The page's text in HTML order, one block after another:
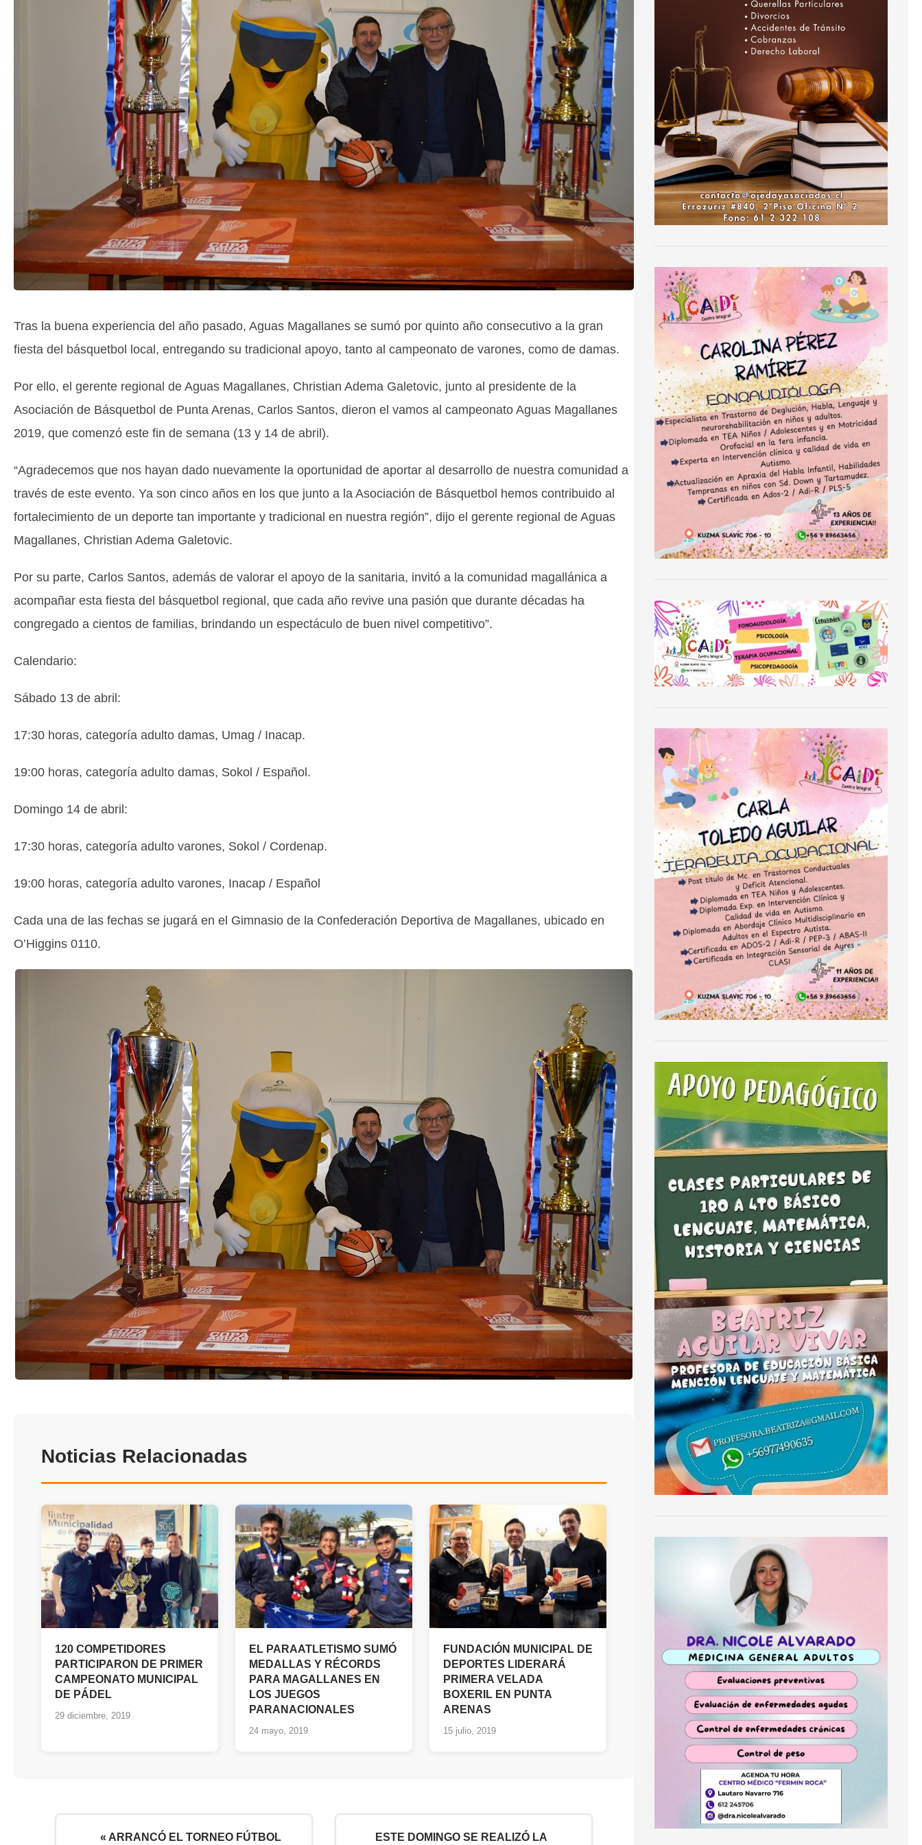
Tras la buena experiencia del año pasado, Aguas Magallanes se sumó por quinto año consecutivo a la gran
fiesta del básquetbol local, entregando su tradicional apoyo, tanto al campeonato de varones, como de damas.
Por ello, el gerente regional de Aguas Magallanes, Christian Adema Galetovic, junto al presidente de la
Asociación de Básquetbol de Punta Arenas, Carlos Santos, dieron el vamos al campeonato Aguas Magallanes
2019, que comenzó este fin de semana (13 y 14 de abril).
“Agradecemos que nos hayan dado nuevamente la oportunidad de aportar al desarrollo de nuestra comunidad a
través de este evento. Ya son cinco años en los que junto a la Asociación de Básquetbol hemos contribuido al
fortalecimiento de un deporte tan importante y tradicional en nuestra región”, dijo el gerente regional de Aguas
Magallanes, Christian Adema Galetovic.
Por su parte, Carlos Santos, además de valorar el apoyo de la sanitaria, invitó a la comunidad magallánica a
acompañar esta fiesta del básquetbol regional, que cada año revive una pasión que durante décadas ha
congregado a cientos de familias, brindando un espectáculo de buen nivel competitivo”.
Calendario:
Sábado 13 de abril:
17:30 horas, categoría adulto damas, Umag / Inacap.
19:00 horas, categoría adulto damas, Sokol / Español.
Domingo 14 de abril:
17:30 horas, categoría adulto varones, Sokol / Cordenap.
19:00 horas, categoría adulto varones, Inacap / Español
Cada una de las fechas se jugará en el Gimnasio de la Confederación Deportiva de Magallanes, ubicado en
O’Higgins 0110.
Noticias Relacionadas
120 COMPETIDORES
PARTICIPARON DE PRIMER
CAMPEONATO MUNICIPAL
DE PÁDEL
29 diciembre, 2019
EL PARAATLETISMO SUMÓ
MEDALLAS Y RÉCORDS
PARA MAGALLANES EN
LOS JUEGOS
PARANACIONALES
24 mayo, 2019
FUNDACIÓN MUNICIPAL DE
DEPORTES LIDERARÁ
PRIMERA VELADA
BOXERIL EN PUNTA
ARENAS
15 julio, 2019
« ARRANCÓ EL TORNEO FÚTBOL ESTE DOMINGO SE REALIZÓ LA